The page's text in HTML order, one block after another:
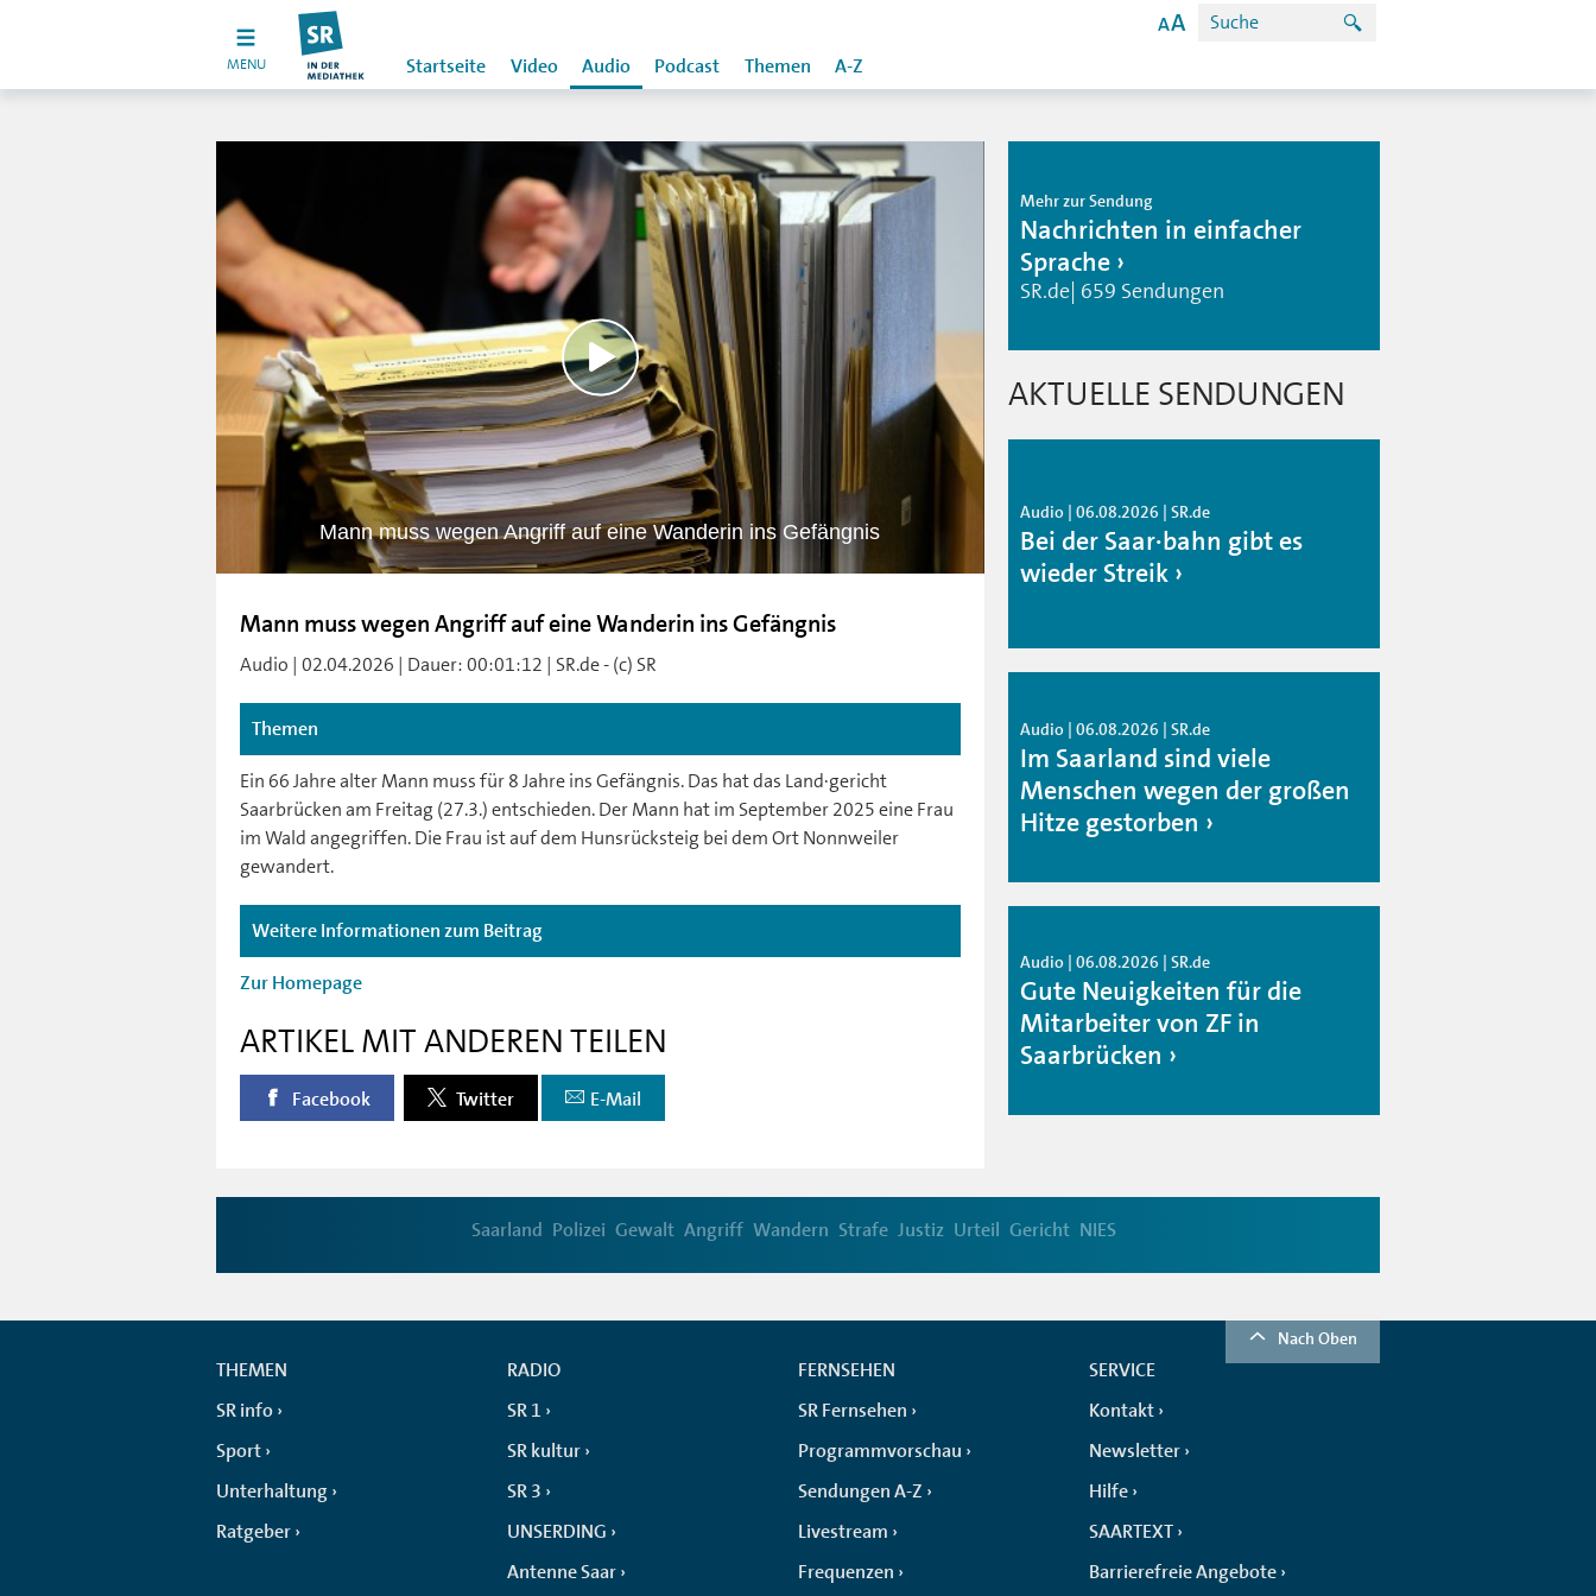
MENU Startseite Video Audio Podcast Themen A-Z
Mann muss wegen Angriff auf eine Wanderin ins Gefängnis
Mann muss wegen Angriff auf eine Wanderin ins Gefängnis
Audio | 02.04.2026 | Dauer: 00:01:12 | SR.de - (c) SR
Themen
Ein 66 Jahre alter Mann muss für 8 Jahre ins Gefängnis. Das hat das Land·gericht
Saarbrücken am Freitag (27.3.) entschieden. Der Mann hat im September 2025 eine Frau
im Wald angegriffen. Die Frau ist auf dem Hunsrücksteig bei dem Ort Nonnweiler
gewandert.
Weitere Informationen zum Beitrag
Zur Homepage
ARTIKEL MIT ANDEREN TEILEN
Facebook Twitter E-Mail
Mehr zur Sendung
Nachrichten in einfacher
Sprache
SR.de| 659 Sendungen
AKTUELLE SENDUNGEN
Audio | 06.08.2026 | SR.de
Bei der Saar·bahn gibt es
wieder Streik
Audio | 06.08.2026 | SR.de
Im Saarland sind viele
Menschen wegen der großen
Hitze gestorben
Audio | 06.08.2026 | SR.de
Gute Neuigkeiten für die
Mitarbeiter von ZF in
Saarbrücken
Saarland Polizei Gewalt Angriff Wandern Strafe Justiz Urteil Gericht NIES
Nach Oben
THEMEN
SR info
Sport
Unterhaltung
Ratgeber
RADIO
SR 1
SR kultur
SR 3
UNSERDING
Antenne Saar
FERNSEHEN
SR Fernsehen
Programmvorschau
Sendungen A-Z
Livestream
Frequenzen
SERVICE
Kontakt
Newsletter
Hilfe
SAARTEXT
Barrierefreie Angebote